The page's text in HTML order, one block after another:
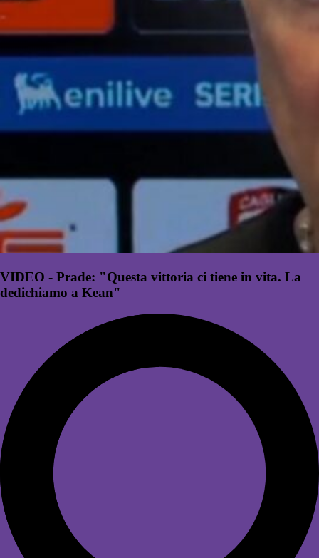
VIDEO - Prade: "Questa vittoria ci tiene in vita. La
dedichiamo a Kean"